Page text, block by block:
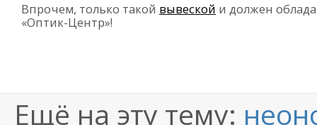
Впрочем, только такой вывеской и должен
«Оптик-Центр»!
Ещё на эту тему: